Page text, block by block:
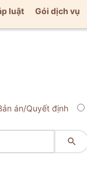
luật Gói dịch vụ
án/Quyết định
